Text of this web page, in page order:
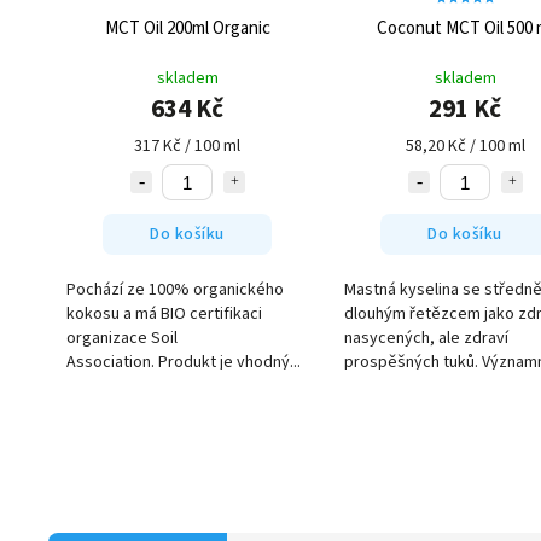
MCT Oil 200ml Organic
skladem
634 Kč
317 Kč / 100 ml
Do košíku
Pochází ze 100% organického
kokosu a má BIO certifikaci
organizace Soil
Association. Produkt je vhodný...
Coconut MCT Oil 500
skladem
291 Kč
58,20 Kč / 100 ml
Do košíku
Mastná kyselina se středně
dlouhým řetězcem jako
nasycených, ale zdraví
prospěšných tuků.